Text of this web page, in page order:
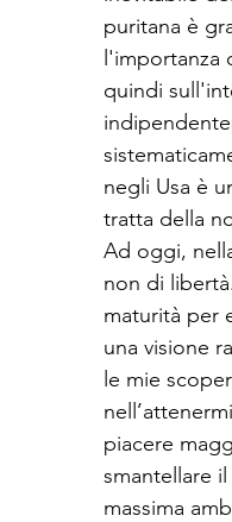
puritana è
l'importanza
quindi
negli Usa è
tratta della
Ad oggi,
non di
maturità per
una visione
le mie
piacere
smantellare
massima